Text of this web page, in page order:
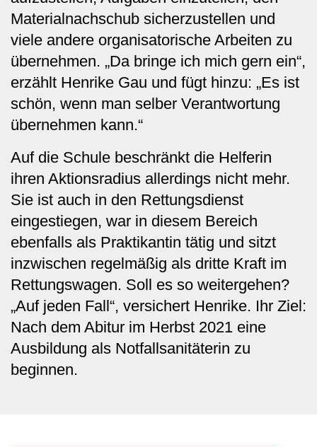
Materialnachschub sicherzustellen und
viele andere organisatorische Arbeiten zu
übernehmen. „Da bringe ich mich gern ein“,
erzählt Henrike Gau und fügt hinzu: „Es ist
schön, wenn man selber Verantwortung
übernehmen kann.“
Auf die Schule beschränkt die Helferin
ihren Aktionsradius allerdings nicht mehr.
Sie ist auch in den Rettungsdienst
eingestiegen, war in diesem Bereich
ebenfalls als Praktikantin tätig und sitzt
inzwischen regelmäßig als dritte Kraft im
Rettungswagen. Soll es so weitergehen?
„Auf jeden Fall“, versichert Henrike. Ihr Ziel:
Nach dem Abitur im Herbst 2021 eine
Ausbildung als Notfallsanitäterin zu
beginnen.